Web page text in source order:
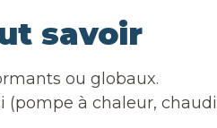
savoir
ou globaux.
à chaleur,